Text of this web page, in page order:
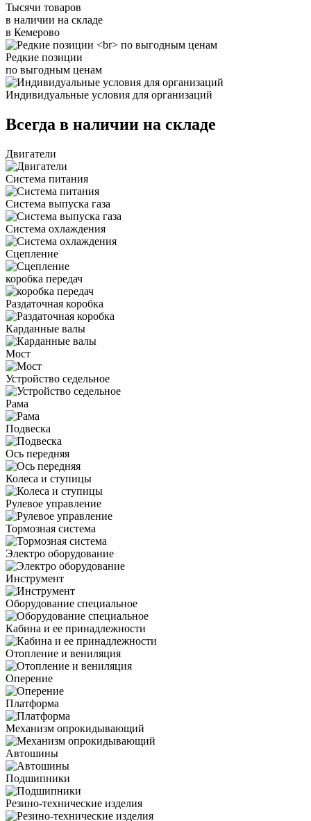
Тысячи товаров
в наличии на складе
в Кемерово
Редкие позиции
по выгодным ценам
Индивидуальные условия для организаций
Всегда в наличии на складе
Двигатели
Система питания
Система выпуска газа
Система охлаждения
Сцепление
коробка передач
Раздаточная коробка
Карданные валы
Мост
Устройство седельное
Рама
Подвеска
Ось передняя
Колеса и ступицы
Рулевое управление
Тормозная система
Электро оборудование
Инструмент
Оборудование специальное
Кабина и ее принадлежности
Отопление и вениляция
Оперение
Платформа
Механизм опрокидывающий
Автошины
Подшипники
Резино-технические изделия